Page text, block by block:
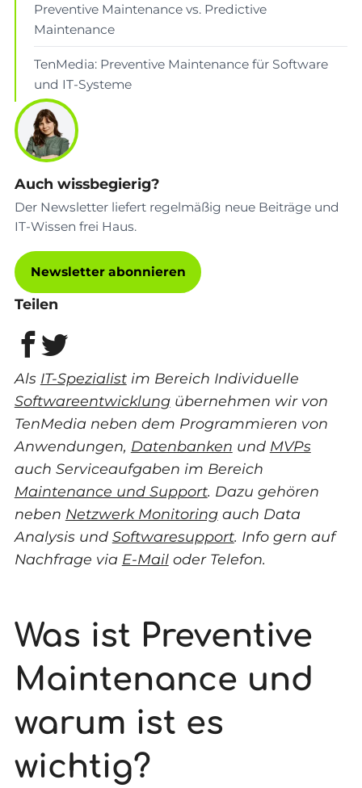
Preventive Maintenance vs. Predictive
Maintenance
TenMedia: Preventive Maintenance für Software
und IT-Systeme
Auch wissbegierig?
Der Newsletter liefert regelmäßig neue Beiträge und
IT-Wissen frei Haus.
Newsletter abonnieren
Teilen
Als IT-Spezialistim Bereich Individuelle
Softwareentwicklungübernehmen wir von
TenMedia neben dem Programmieren von
Anwendungen, Datenbanken und MVPs
auch Serviceaufgaben im Bereich
Maintenance und Support. Dazu gehören
neben Netzwerk Monitoringauch Data
Analysis und Softwaresupport. Info gern auf
Nachfrage via E-Mailoder Telefon.
Was ist Preventive
Maintenance und
warum ist es
wichtig?